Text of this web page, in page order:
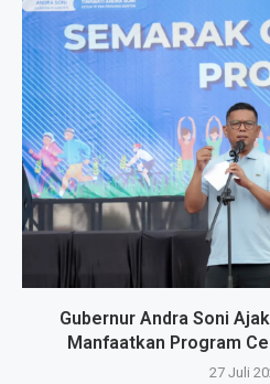
Gubernur Andra Soni
Manfaatkan Program
27 Juli